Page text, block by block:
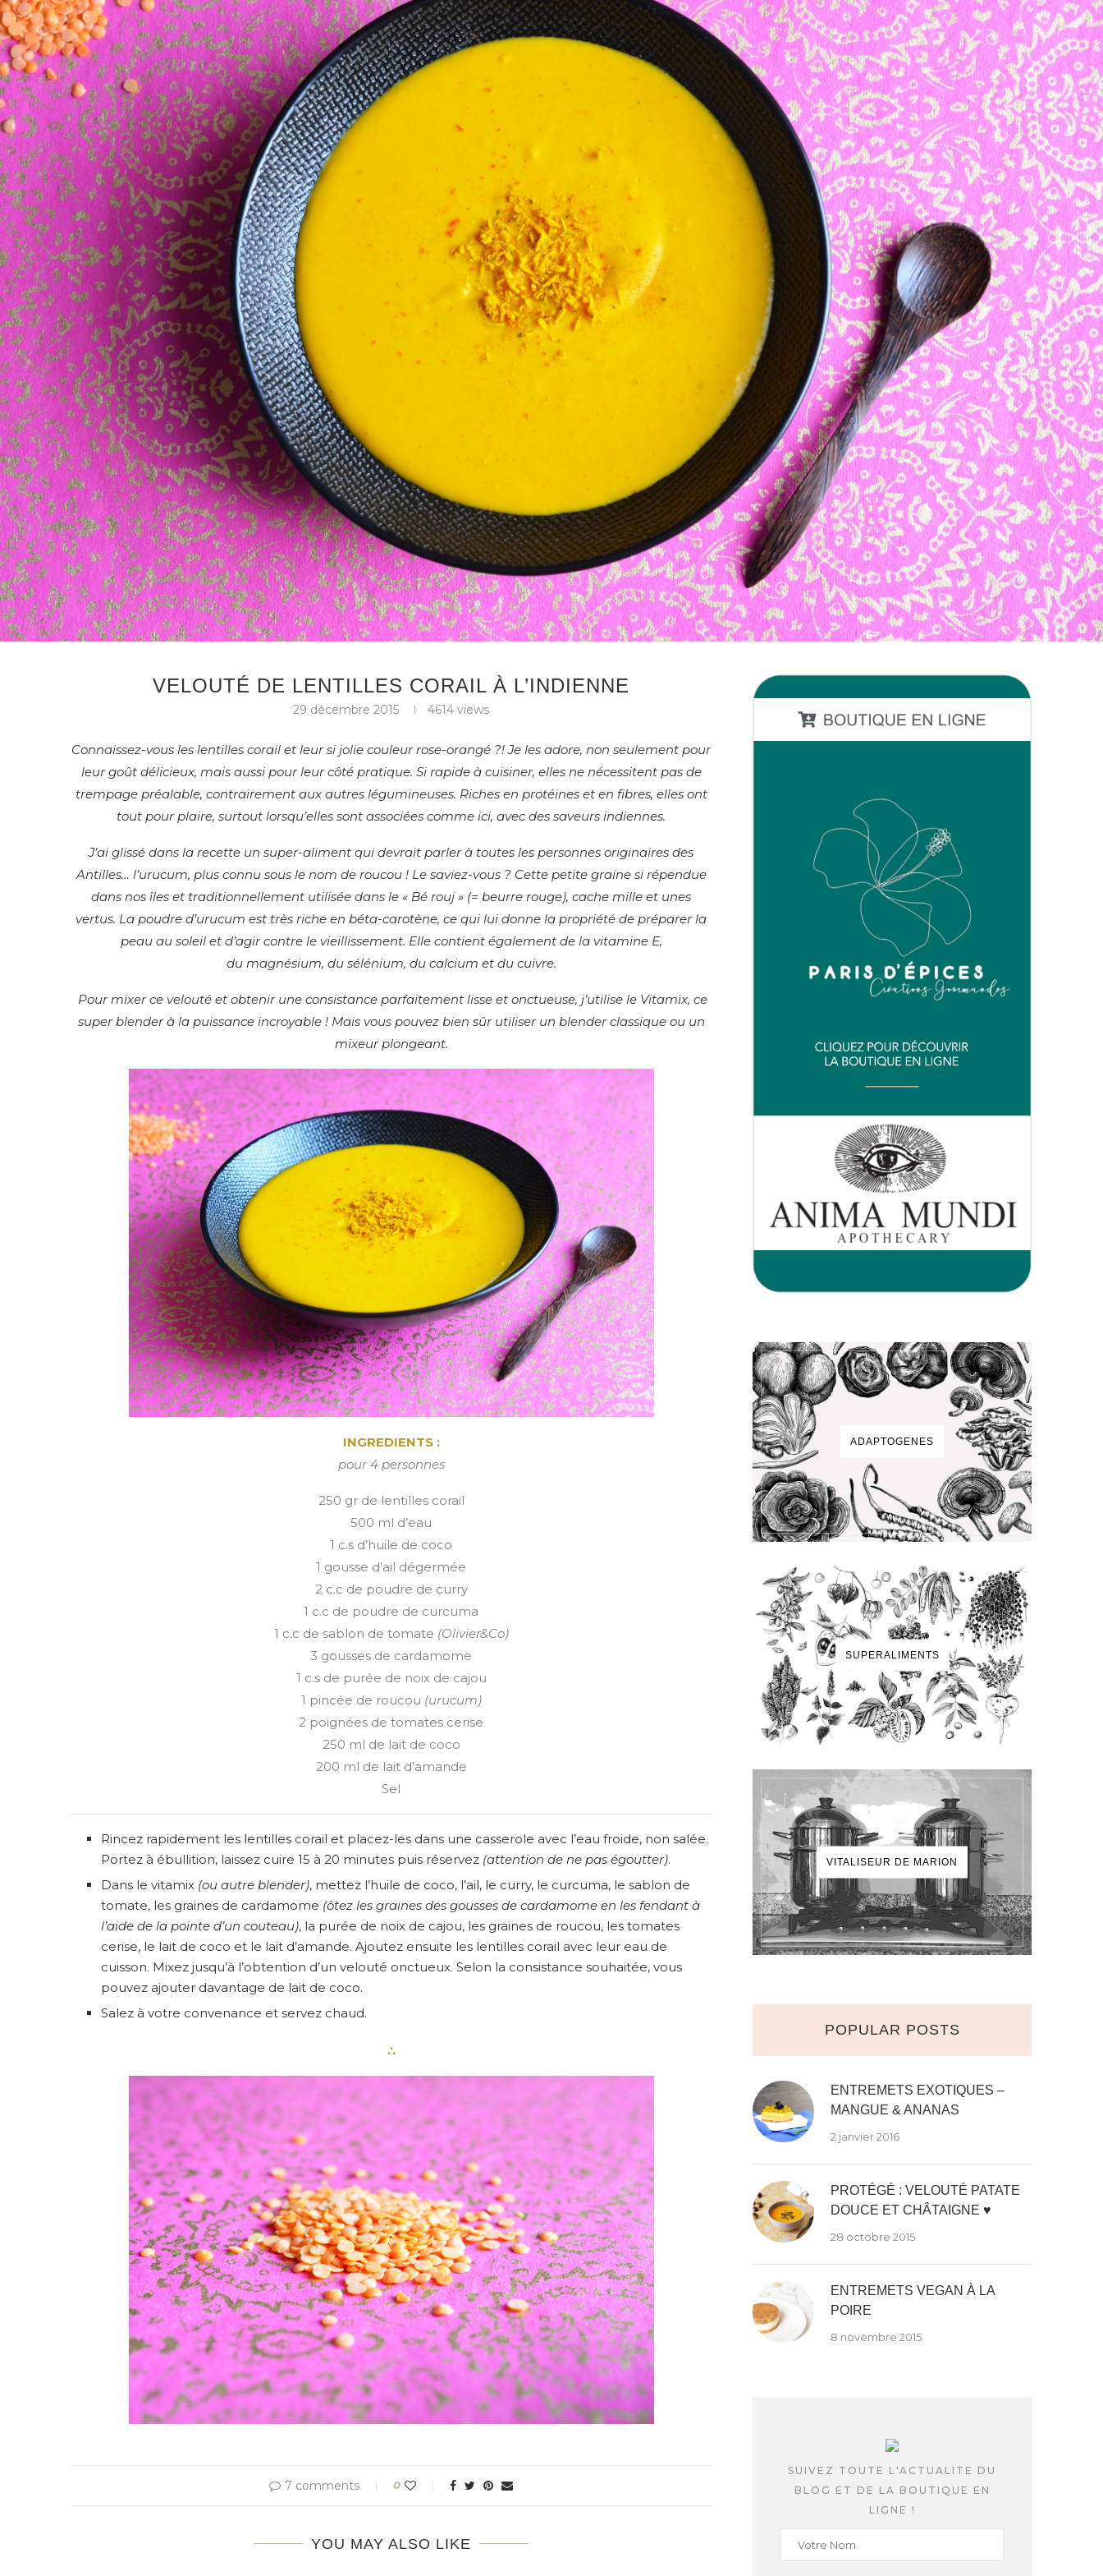
VELOUTÉ DE LENTILLES CORAIL À L’INDIENNE
29 décembre 2015 4614 views
Connaissez-vous les lentilles corail et leur si jolie couleur rose-orangé ?! Je les adore, non seulement pour
leur goût délicieux, mais aussi pour leur côté pratique. Si rapide à cuisiner, elles ne nécessitent pas de
trempage préalable, contrairement aux autres légumineuses. Riches en protéines et en fibres, elles ont
tout pour plaire, surtout lorsqu’elles sont associées comme ici, avec des saveurs indiennes.
J’ai glissé dans la recette un super-aliment qui devrait parler à toutes les personnes originaires des
Antilles… l’urucum, plus connu sous le nom de roucou ! Le saviez-vous ? Cette petite graine si répendue
dans nos îles et traditionnellement utilisée dans le « Bé rouj » (= beurre rouge), cache mille et unes
vertus. La poudre d’urucum est très riche en béta-carotène, ce qui lui donne la propriété de préparer la
peau au soleil et d’agir contre le vieillissement. Elle contient également de la vitamine E,
du magnésium, du sélénium, du calcium et du cuivre.
Pour mixer ce velouté et obtenir une consistance parfaitement lisse et onctueuse, j’utilise le Vitamix, ce
super blender à la puissance incroyable ! Mais vous pouvez bien sûr utiliser un blender classique ou un
mixeur plongeant.
INGREDIENTS:
pour 4 personnes
250 gr de lentilles corail
500 ml d’eau
1 c.s d’huile de coco
1 gousse d’ail dégermée
2 c.c de poudre de curry
1 c.c de poudre de curcuma
1 c.c de sablon de tomate (Olivier&Co)
3 gousses de cardamome
1 c.s de purée de noix de cajou
1 pincée de roucou (urucum)
2 poignées de tomates cerise
250 ml de lait de coco
200 ml de lait d’amande
Sel
Rincez rapidement les lentilles corail et placez-les dans une casserole avec l’eau froide, non salée.
Portez à ébullition, laissez cuire 15 à 20 minutes puis réservez (attention de ne pas égoutter).
Dans le vitamix (ou autre blender), mettez l’huile de coco, l’ail, le curry, le curcuma, le sablon de
tomate, les graines de cardamome (ôtez les graines des gousses de cardamome en les fendant à
l’aide de la pointe d’un couteau), la purée de noix de cajou, les graines de roucou, les tomates
cerise, le lait de coco et le lait d’amande. Ajoutez ensuite les lentilles corail avec leur eau de
cuisson. Mixez jusqu’à l’obtention d’un velouté onctueux. Selon la consistance souhaitée, vous
pouvez ajouter davantage de lait de coco.
Salez à votre convenance et servez chaud.
∴
7 comments 0
YOU MAY ALSO LIKE
ADAPTOGENES
SUPERALIMENTS
VITALISEUR DE MARION
POPULAR POSTS
ENTREMETS EXOTIQUES –
MANGUE & ANANAS
2 janvier 2016
PROTÉGÉ : VELOUTÉ PATATE
DOUCE ET CHÂTAIGNE ♥
28 octobre 2015
ENTREMETS VEGAN À LA
POIRE
8 novembre 2015
SUIVEZ TOUTE L'ACTUALITE DU
BLOG ET DE LA BOUTIQUE EN
LIGNE !